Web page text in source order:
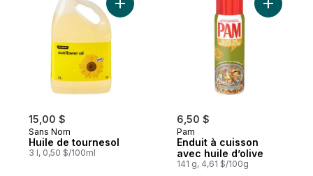
15,00 $
Sans Nom
Huile de tournesol
3 l, 0,50 $/100ml
Ajouter Huile de tournesol au panier
6,50 $
Pam
Enduit à cuisson
avec huile d’olive
141 g, 4,61 $/100g
Ajouter